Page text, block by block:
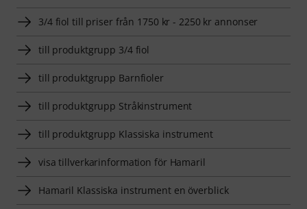
3/4 fiol till priser från 1750 kr - 2250 kr annonser
till produktgrupp 3/4 fiol
till produktgrupp Barnfioler
till produktgrupp Stråkinstrument
till produktgrupp Klassiska instrument
visa tillverkarinformation för Hamaril
Hamaril Klassiska instrument en överblick